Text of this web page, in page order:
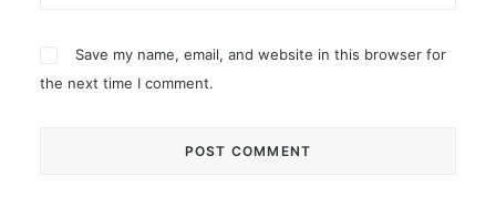
Save my name, email, and website in this browser for
the next time I comment.